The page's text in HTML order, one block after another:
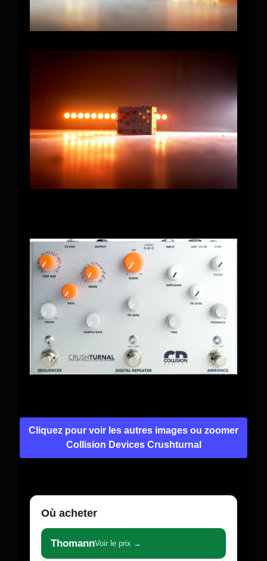
Cliquez pour voir les autres images ou zoomer
Collision Devices Crushturnal
Où acheter
ThomannVoir le prix →